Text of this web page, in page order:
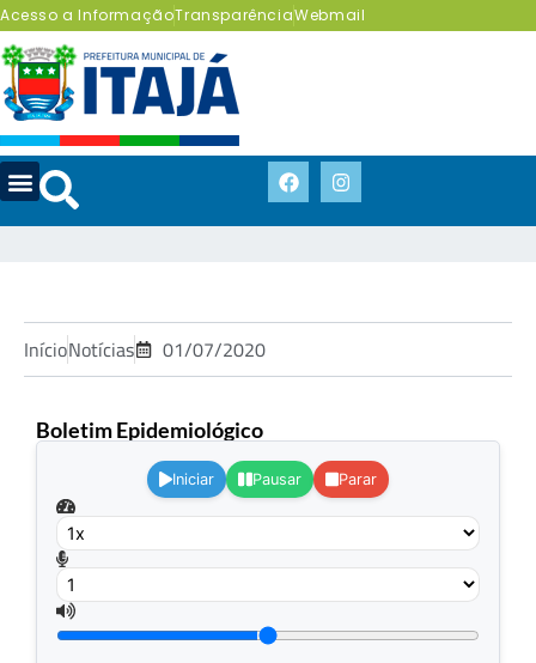
Acesso a InformaçãoTransparênciaWebmail
InícioNotícias 01/07/2020
Boletim Epidemiológico
Iniciar Pausar Parar